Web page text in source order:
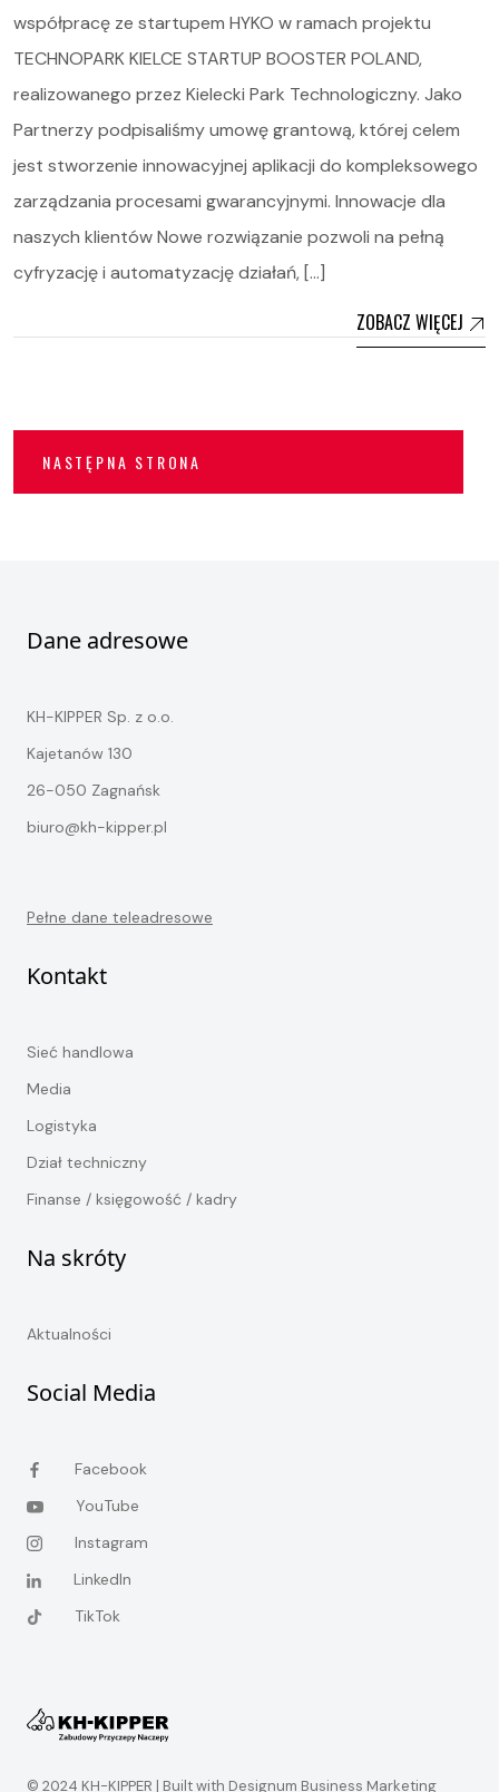
współpracę ze startupem HYKO w ramach projektu
TECHNOPARK KIELCE STARTUP BOOSTER POLAND,
realizowanego przez Kielecki Park Technologiczny. Jako
Partnerzy podpisaliśmy umowę grantową, której celem
jest stworzenie innowacyjnej aplikacji do kompleksowego
zarządzania procesami gwarancyjnymi. Innowacje dla
naszych klientów Nowe rozwiązanie pozwoli na pełną
cyfryzację i automatyzację działań, […]
ZOBACZ WIĘCEJ
NASTĘPNA STRONA
Dane adresowe
KH-KIPPER Sp. z o.o.
Kajetanów 130
26-050 Zagnańsk
biuro@kh-kipper.pl
Pełne dane teleadresowe
Kontakt
Sieć handlowa
Media
Logistyka
Dział techniczny
Finanse / księgowość / kadry
Na skróty
Aktualności
Social Media
Facebook
YouTube
Instagram
LinkedIn
TikTok
© 2024 KH-KIPPER | Built with Designum Business Marketing